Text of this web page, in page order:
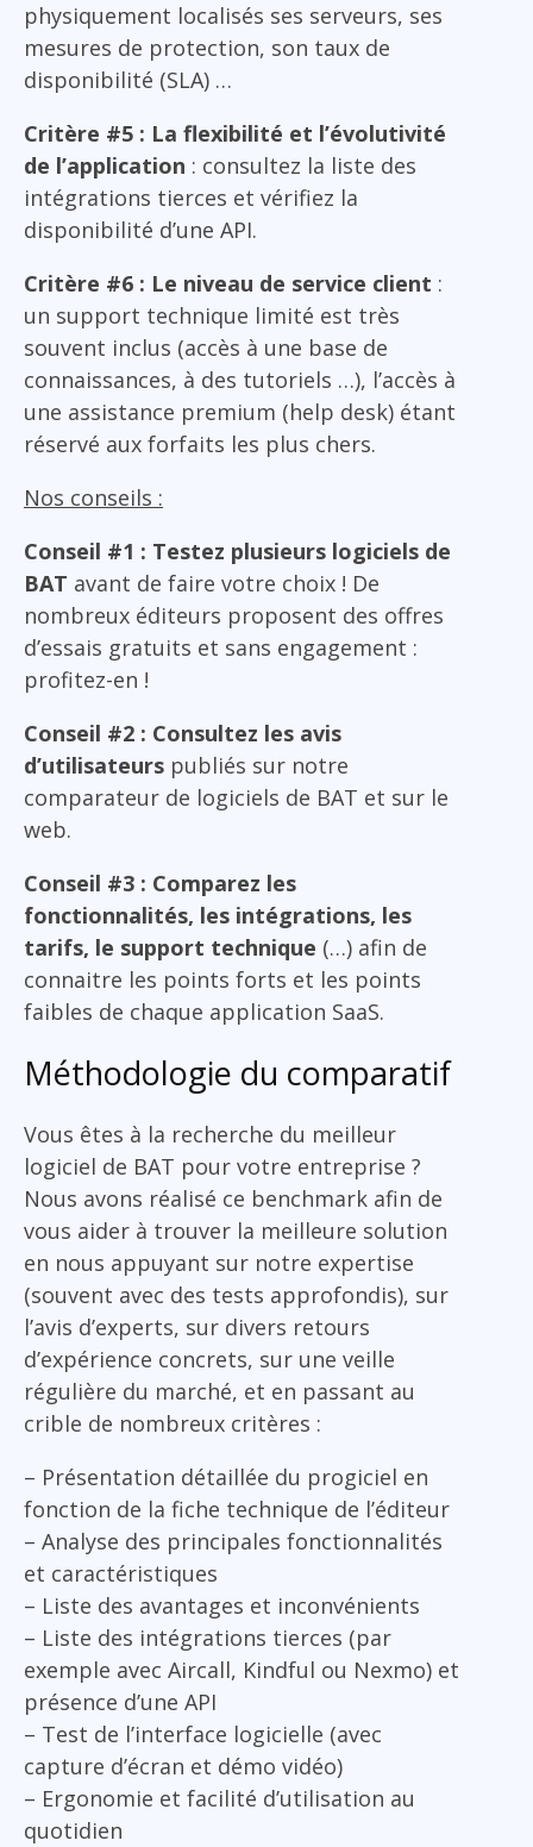
physiquement localisés ses serveurs, ses
mesures de protection, son taux de
disponibilité (SLA) …
Critère #5 : La flexibilité et l’évolutivité
de l’application : consultez la liste des
intégrations tierces et vérifiez la
disponibilité d’une API.
Critère #6 : Le niveau de service client :
un support technique limité est très
souvent inclus (accès à une base de
connaissances, à des tutoriels …), l’accès à
une assistance premium (help desk) étant
réservé aux forfaits les plus chers.
Nos conseils :
Conseil #1 : Testez plusieurs logiciels de
BAT avant de faire votre choix ! De
nombreux éditeurs proposent des offres
d’essais gratuits et sans engagement :
profitez-en !
Conseil #2 : Consultez les avis
d’utilisateurs publiés sur notre
comparateur de logiciels de BAT et sur le
web.
Conseil #3 : Comparez les
fonctionnalités, les intégrations, les
tarifs, le support technique (…) afin de
connaitre les points forts et les points
faibles de chaque application SaaS.
Méthodologie du comparatif
Vous êtes à la recherche du meilleur
logiciel de BAT pour votre entreprise ?
Nous avons réalisé ce benchmark afin de
vous aider à trouver la meilleure solution
en nous appuyant sur notre expertise
(souvent avec des tests approfondis), sur
l’avis d’experts, sur divers retours
d’expérience concrets, sur une veille
régulière du marché, et en passant au
crible de nombreux critères :
– Présentation détaillée du progiciel en
fonction de la fiche technique de l’éditeur
– Analyse des principales fonctionnalités
et caractéristiques
– Liste des avantages et inconvénients
– Liste des intégrations tierces (par
exemple avec Aircall, Kindful ou Nexmo) et
présence d’une API
– Test de l’interface logicielle (avec
capture d’écran et démo vidéo)
– Ergonomie et facilité d’utilisation au
quotidien